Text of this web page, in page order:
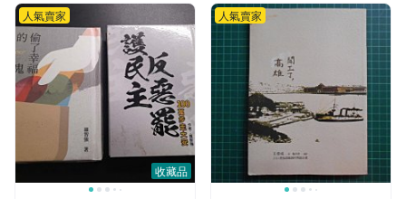
收藏品
人氣賣家 人氣賣家